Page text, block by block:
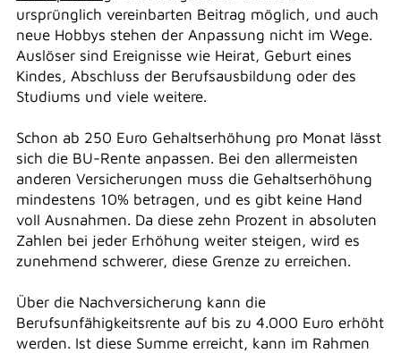
ursprünglich vereinbarten Beitrag möglich, und auch
neue Hobbys stehen der Anpassung nicht im Wege.
Auslöser sind Ereignisse wie Heirat, Geburt eines
Kindes, Abschluss der Berufsausbildung oder des
Studiums und viele weitere.
Schon ab 250 Euro Gehaltserhöhung pro Monat lässt
sich die BU-Rente anpassen. Bei den allermeisten
anderen Versicherungen muss die Gehaltserhöhung
mindestens 10% betragen, und es gibt keine Hand
voll Ausnahmen. Da diese zehn Prozent in absoluten
Zahlen bei jeder Erhöhung weiter steigen, wird es
zunehmend schwerer, diese Grenze zu erreichen.
Über die Nachversicherung kann die
Berufsunfähigkeitsrente auf bis zu 4.000 Euro erhöht
werden. Ist diese Summe erreicht, kann im Rahmen